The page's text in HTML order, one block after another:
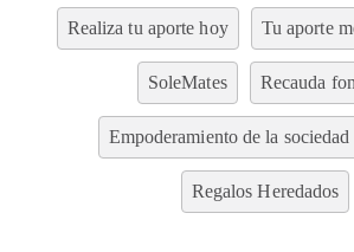
Realiza tu aporte hoy Tu aporte
SoleMates Recauda
Empoderamiento de la sociedad
Regalos Heredados